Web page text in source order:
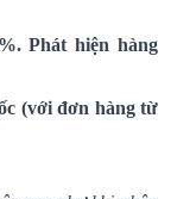
Phát hiện hàng
(với đơn hàng từ